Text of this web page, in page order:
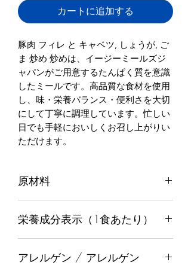
カートに追加する
豚肉 フィレ と キャベツ, しょうが, ご
ま 炒め 炒めは、イージーミールズジ
ャパンがご用意するたんぱく質を意識
したミールです。高品質な食材を使用
し、味・栄養バランス・便利さを大切
にして丁寧に調理しています。忙しい
日でも手軽においしくお召し上がりい
ただけます。
原材料
く, しょうが, ごま 油, 塩, こしょう, チ
栄養成分表示（1食あたり）
カロリー
アレルゲン / アレルゲン